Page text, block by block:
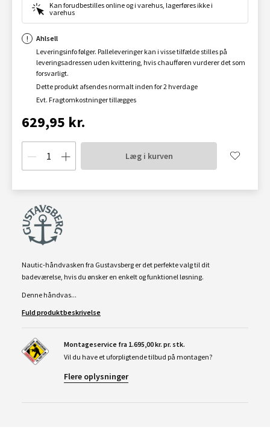
Kan forudbestilles online og i varehus, lagerføres ikke i
varehus
Ahlsell
Leveringsinfo følger. Palleleveringer kan i visse tilfælde stilles på
leveringsadressen uden kvittering, hvis chaufføren vurderer det som
forsvarligt.
Dette produkt afsendes normalt inden for 2 hverdage
Evt. Fragtomkostninger tillægges
629,95 kr.
Læg i kurven
Nautic-håndvasken fra Gustavsberg er det perfekte valg til dit
badeværelse, hvis du ønsker en enkelt og funktionel løsning.
Denne håndvas...
Fuld produktbeskrivelse
Montageservice fra 1.695,00 kr. pr. stk.
Vil du have et uforpligtende tilbud på montagen?
Flere oplysninger